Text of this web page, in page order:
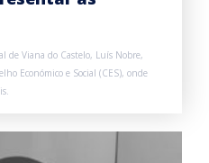
de Viana do Castelo, Luís Nobre,
Económico e Social (CES), onde